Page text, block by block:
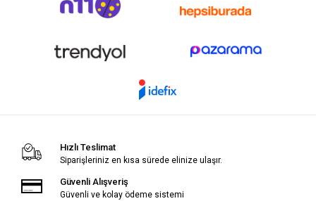
Hızlı Teslimat
Siparişleriniz en kısa sürede elinize ulaşır.
Güvenli Alışveriş
Güvenli ve kolay ödeme sistemi